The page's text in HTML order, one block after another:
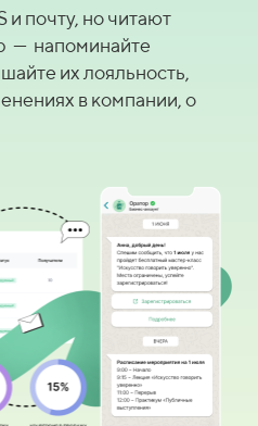
и почту, но читают
— напоминайте
их лояльность,
в компании, о